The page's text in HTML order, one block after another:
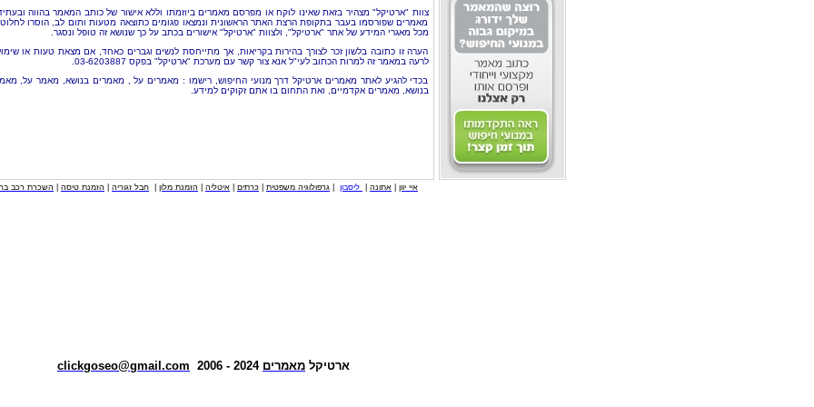
צוות "ארטיקל" מצהיר בזאת שאינו לוקח או מפרסם מאמרים ביוזמתו וללא אישור של כותב המאמר בהווה
מאמרים שפורסמו בעבר בתקופת הרצת האתר הראשונית ונמצאו פגומים כתוצאה מטעות ותום לב, הוסרו
מכל מאגרי המידע של אתר "ארטיקל", ולצוות "ארטיקל" אישורים בכתב על כך שנושא זה טופל ונסגר.
הערה זו כתובה בלשון זכר לצורך בהירות בקריאות, אך מתייחסת לנשים וגברים כאחד, אם מצאת טעות או
לרעה במאמר זה למרות הכתוב לעי"ל אנא צור קשר עם מערכת "ארטיקל" בפקס 03-6203887.
בכדי להגיע לאתר מאמרים ארטיקל דרך מנועי החיפוש, רישמו : מאמרים על , מאמרים בנושא, מאמר על,
בנושא, מאמרים אקדמיים, ואת התחום בו אתם זקוקים למידע.
איי יוון אתונה ליסבון גרפולוגיה משפטית כרתים איטליה הזמנת מלון חבל זגוריה הזמנת טיסה השכרת רכב
ארטיקל מאמרים 2024 - 2006
clickgoseo@gmail.com